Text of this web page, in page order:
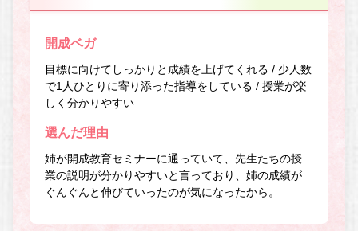
開成ベガ
目標に向けてしっかりと成績を上げてくれる / 少人数
で1人ひとりに寄り添った指導をしている / 授業が楽
しく分かりやすい
選んだ理由
姉が開成教育セミナーに通っていて、先生たちの授
業の説明が分かりやすいと言っており、姉の成績が
ぐんぐんと伸びていったのが気になったから。